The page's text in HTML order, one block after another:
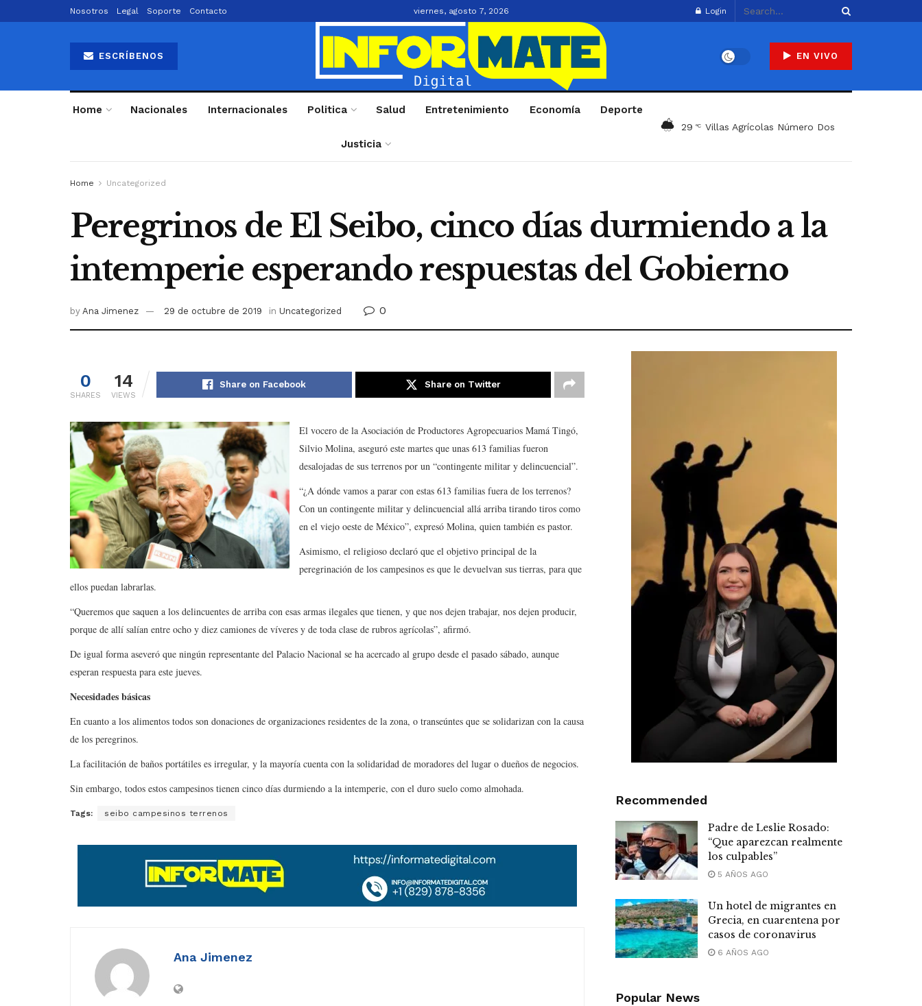
Nosotros Legal Soporte Contacto viernes, agosto 7, 2026 Login
ESCRÍBENOS EN VIVO
Home Nacionales Internacionales Politica Salud Entretenimiento Economía Deporte
Justicia
29 °C Villas Agrícolas Número Dos
Home Uncategorized
Peregrinos de El Seibo, cinco días durmiendo a la
intemperie esperando respuestas del Gobierno
by Ana Jimenez 29 de octubre de 2019 in Uncategorized 0
0
SHARES
14
VIEWS
Share on Facebook Share on Twitter
El vocero de la Asociación de Productores Agropecuarios Mamá Tingó,
Silvio Molina, aseguró este martes que unas 613 familias fueron
desalojadas de sus terrenos por un “contingente militar y delincuencial”.
“¿A dónde vamos a parar con estas 613 familias fuera de los terrenos?
Con un contingente militar y delincuencial allá arriba tirando tiros como
en el viejo oeste de México”, expresó Molina, quien también es pastor.
Asimismo, el religioso declaró que el objetivo principal de la
peregrinación de los campesinos es que le devuelvan sus tierras, para que
ellos puedan labrarlas.
“Queremos que saquen a los delincuentes de arriba con esas armas ilegales que tienen, y que nos dejen trabajar, nos dejen producir,
porque de allí salían entre ocho y diez camiones de víveres y de toda clase de rubros agrícolas”, afirmó.
De igual forma aseveró que ningún representante del Palacio Nacional se ha acercado al grupo desde el pasado sábado, aunque
esperan respuesta para este jueves.
Necesidades básicas
En cuanto a los alimentos todos son donaciones de organizaciones residentes de la zona, o transeúntes que se solidarizan con la causa
de los peregrinos.
La facilitación de baños portátiles es irregular, y la mayoría cuenta con la solidaridad de moradores del lugar o dueños de negocios.
Sin embargo, todos estos campesinos tienen cinco días durmiendo a la intemperie, con el duro suelo como almohada.
Tags: seibo campesinos terrenos
Ana Jimenez
Recommended
Padre de Leslie Rosado:
“Que aparezcan realmente
los culpables”
5 AÑOS AGO
Un hotel de migrantes en
Grecia, en cuarentena por
casos de coronavirus
6 AÑOS AGO
Popular News